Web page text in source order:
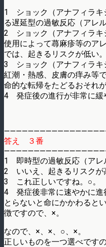
1 ショック（アナフィラキ
る遅延型の過敏反応（アレ
2 ショック（アナフィラキ
使用によって蕁麻疹等のア
では、起きるリスクが低い。
3 ショック（アナフィラキ
紅潮・熱感、皮膚の痒み等
命的な転帰をたどるおそれが
4 発症後の進行が非常に緩
答え ３番
1 即時型の過敏反応（アレ
2 いいえ、起きるリスクが
3 これ正しいですね。○。
4 発症後非常に速やかに進
とらないと命にかかわると
徴ですので、×。
なので、×、×、○、×。
正しいものを一つ選べです